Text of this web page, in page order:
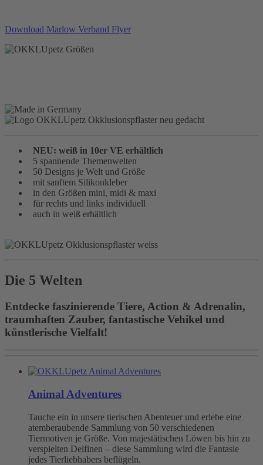
Download Marlow Verband Flyer
NEU: weiß in 10er VE erhältlich
5 spannende Themenwelten
50 Designs je Welt und Größe
mit sanftem Silikonkleber
in den Größen mini, midi & maxi
für rechts und links individuell
auch in weiß erhältlich
Die 5 Welten
Entdecke faszinierende Tiere, Action & Adrenalin,
traumhaften Zauber, fantastische Vehikel und
künstlerische Vielfalt!
Animal Adventures
Tauche ein in unsere tierischen Abenteuer und erlebe eine
atemberaubende Sammlung von 50 verschiedenen
Tiermotiven je Größe. Von majestätischen Löwen bis hin zu
verspielten Delfinen – diese Sammlung wird die Fantasie
jedes Tierliebhabers beflügeln.